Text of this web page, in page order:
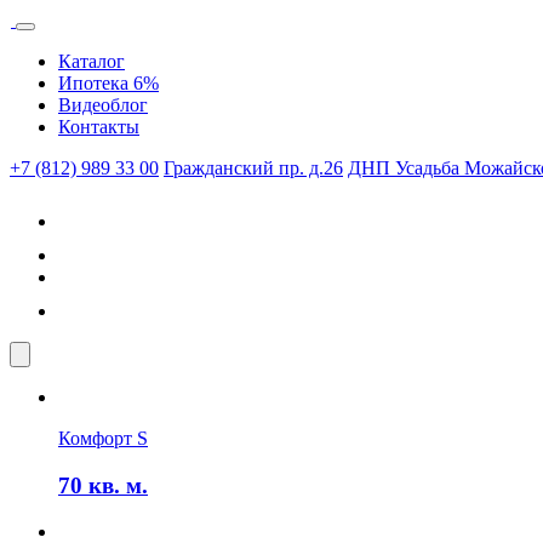
Каталог
Ипотека 6%
Видеоблог
Контакты
+7 (812) 989 33 00 Гражданский пр. д.26 ДНП Усадьба
Комфорт S
70 кв. м.